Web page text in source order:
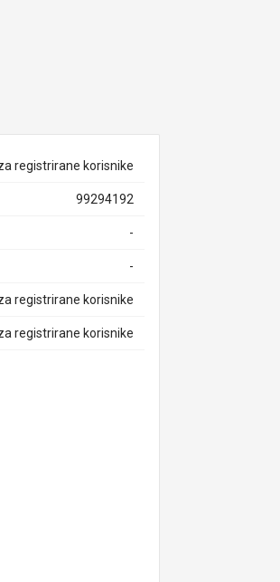
registrirane korisnike
99294192
-
-
registrirane korisnike
registrirane korisnike